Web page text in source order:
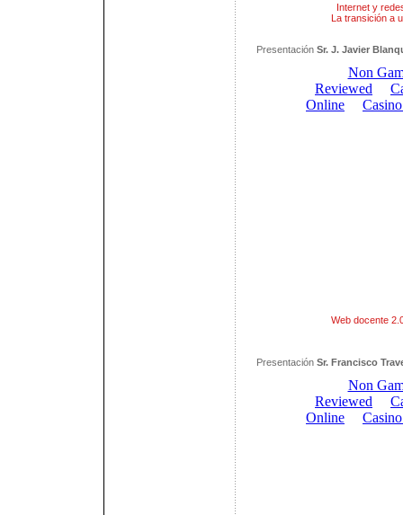
Internet y
La transición a
Presentación Sr. J. Javier
Web docente
Presentación Sr. Francisco